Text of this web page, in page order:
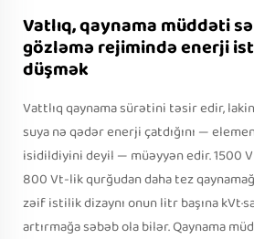
Vatlıq, qaynama müddəti
gözləmə rejimində enerji
düşmək
Vattlıq qaynama sürətini təsir edir,
suya nə qədər enerji çatdığını —
isidildiyini deyil — müəyyən edir. 1500
800 Vt-lik qurğudan daha tez
zəif istilik dizaynı onun litr başına
artırmağa səbəb ola bilər. Qaynama